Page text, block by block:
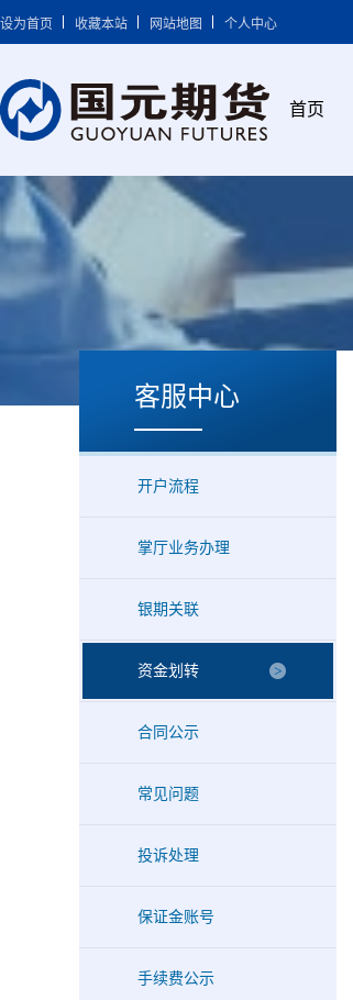
设为首页 收藏本站 网站地图 个人中心
首页
客服中心
开户流程
掌厅业务办理
银期关联
资金划转
合同公示
常见问题
投诉处理
保证金账号
手续费公示